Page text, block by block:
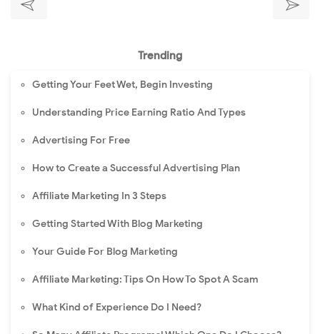
Trending
Getting Your Feet Wet, Begin Investing
Understanding Price Earning Ratio And Types
Advertising For Free
How to Create a Successful Advertising Plan
Affiliate Marketing In 3 Steps
Getting Started With Blog Marketing
Your Guide For Blog Marketing
Affiliate Marketing: Tips On How To Spot A Scam
What Kind of Experience Do I Need?